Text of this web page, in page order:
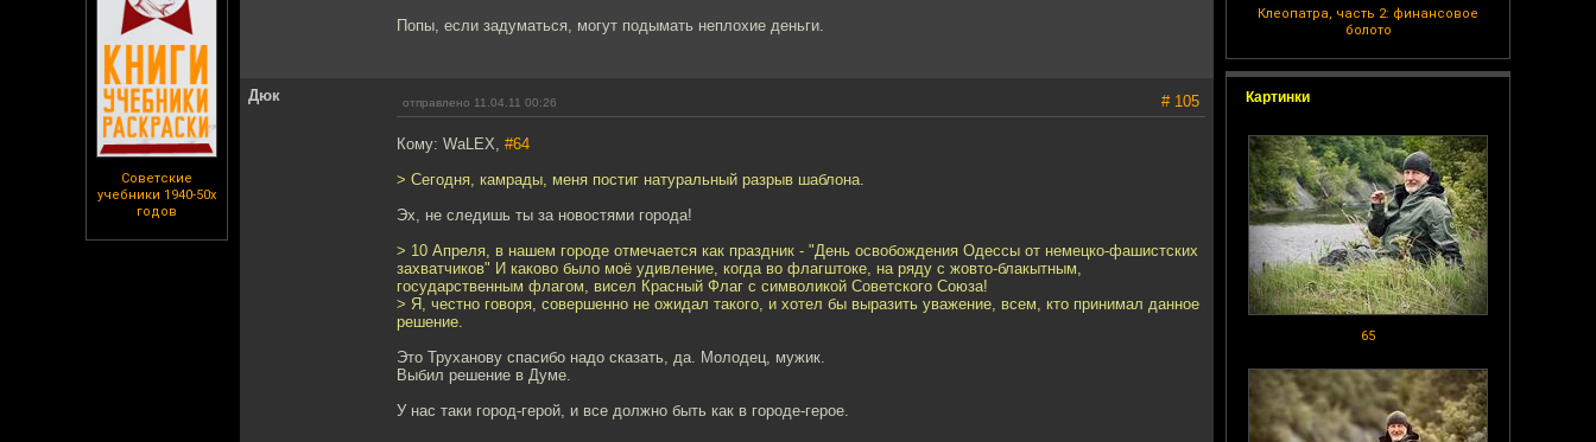
Советские
учебники 1940-50х
годов
Клеопатра, часть 2: финансовое
болото
Картинки
65
Попы, если задуматься, могут подымать неплохие деньги.
Дюк отправлено 11.04.11 00:26 # 105
Кому: WaLEX, #64
> Сегодня, камрады, меня постиг натуральный разрыв шаблона.
Эх, не следишь ты за новостями города!
> 10 Апреля, в нашем городе отмечается как праздник - "День освобождения Одессы от немецко-фашистских
захватчиков" И каково было моё удивление, когда во флагштоке, на ряду с жовто-блакытным,
государственным флагом, висел Красный Флаг с символикой Советского Союза!
> Я, честно говоря, совершенно не ожидал такого, и хотел бы выразить уважение, всем, кто принимал данное
решение.
Это Труханову спасибо надо сказать, да. Молодец, мужик.
Выбил решение в Думе.
У нас таки город-герой, и все должно быть как в городе-герое.